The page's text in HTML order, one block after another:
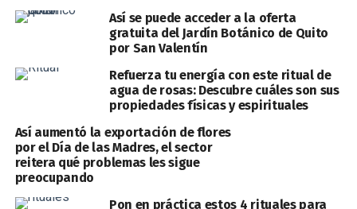
Así se puede acceder a la oferta
gratuita del Jardín Botánico de Quito
por San Valentín
Refuerza tu energía con este ritual de
agua de rosas: Descubre cuáles son sus
propiedades físicas y espirituales
Así aumentó la exportación de flores
por el Día de las Madres, el sector
reitera qué problemas les sigue
preocupando
Pon en práctica estos 4 rituales para